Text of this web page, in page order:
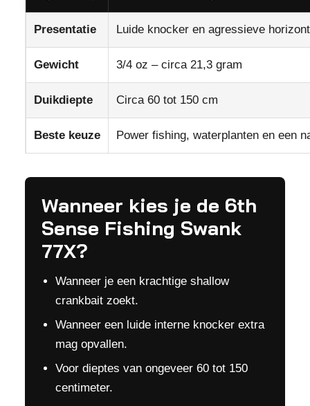
Presentatie Luide knocker en agressieve
Gewicht 3/4 oz – circa 21,3 gram
Duikdiepte Circa 60 tot 150 cm
Beste keuze Power fishing, waterplanten en een
Wanneer kies je de 6th
Sense Fishing Swank
77X?
Wanneer je een krachtige shallow
crankbait zoekt.
Wanneer een luide interne knocker extra
mag opvallen.
Voor dieptes van ongeveer 60 tot 150
centimeter.